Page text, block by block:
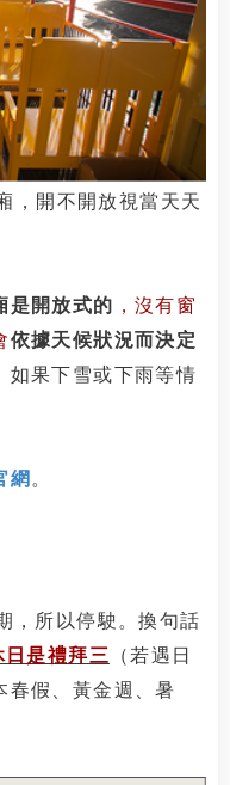
，開不開放視當天天
是開放式的 ，沒有窗
依據天候狀況而決定
如果下雪或下雨等情
網 。
，所以停駛。換句話
是禮拜三
（若遇日
春假、黃金週、暑